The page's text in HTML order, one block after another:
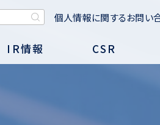
個人情報に関するお問い
IR情報 CSR